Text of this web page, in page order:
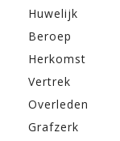
Huwelijk
Beroep
Herkomst
Vertrek
Overleden
Grafzerk